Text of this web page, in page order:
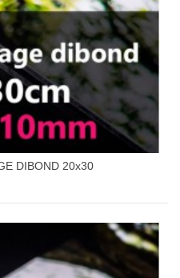
DIBOND 20x30